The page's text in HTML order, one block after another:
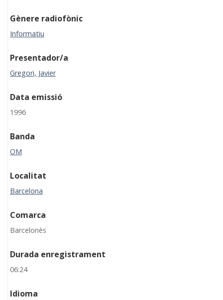
Gènere radiofònic
Informatiu
Presentador/a
Gregori, Javier
Data emissió
1996
Banda
OM
Localitat
Barcelona
Comarca
Barcelonès
Durada enregistrament
06:24
Idioma